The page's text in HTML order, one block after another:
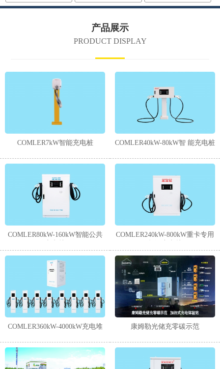
产品展示
PRODUCT DISPLAY
COMLER7kW智能充电桩 COMLER40kW-80kW智 能充电桩
COMLER80kW-160kW智能公共
COMLER240kW-800kW重卡专用
COMLER360kW-4000kW充电堆 康姆勒光储充零碳示范